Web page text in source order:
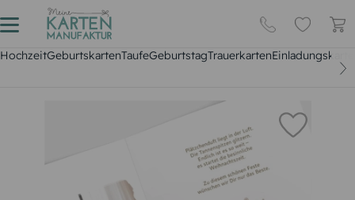
HochzeitGeburtskartenTaufeGeburtstagTrauerkarten